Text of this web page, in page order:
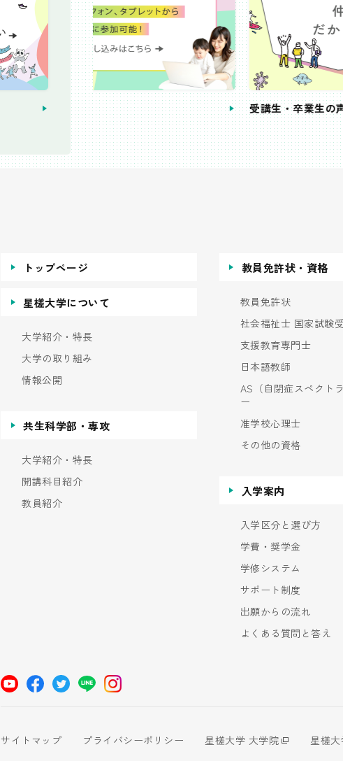
受講生・卒業生の声
トップページ
星槎大学について
大学紹介・特長
大学の取り組み
情報公開
共生科学部・専攻
大学紹介・特長
開講科目紹介
教員紹介
教員免許状・資格
教員免許状
社会福祉士 国家試験
支援教育専門士
日本語教師
AS（自閉症スペクト
ー
准学校心理士
その他の資格
入学案内
入学区分と選び方
学費・奨学金
学修システム
サポート制度
出願からの流れ
よくある質問と答え
サイトマップ プライバシーポリシー 星槎大学 大学院
星槎大